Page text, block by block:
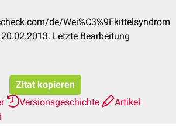
de/Wei%C3%9Fkittelsyndrom
Letzte Bearbeitung
Zitat kopieren
Versionsgeschichte
Artikel